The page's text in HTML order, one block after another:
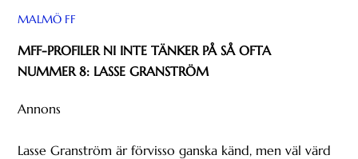
MALMÖ FF
MFF-PROFILER NI INTE TÄNKER PÅ SÅ OFTA
NUMMER 8: LASSE GRANSTRÖM
Annons
Lasse Granström är förvisso ganska känd, men väl värd